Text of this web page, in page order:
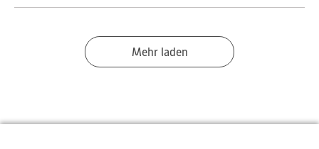
Mehr laden